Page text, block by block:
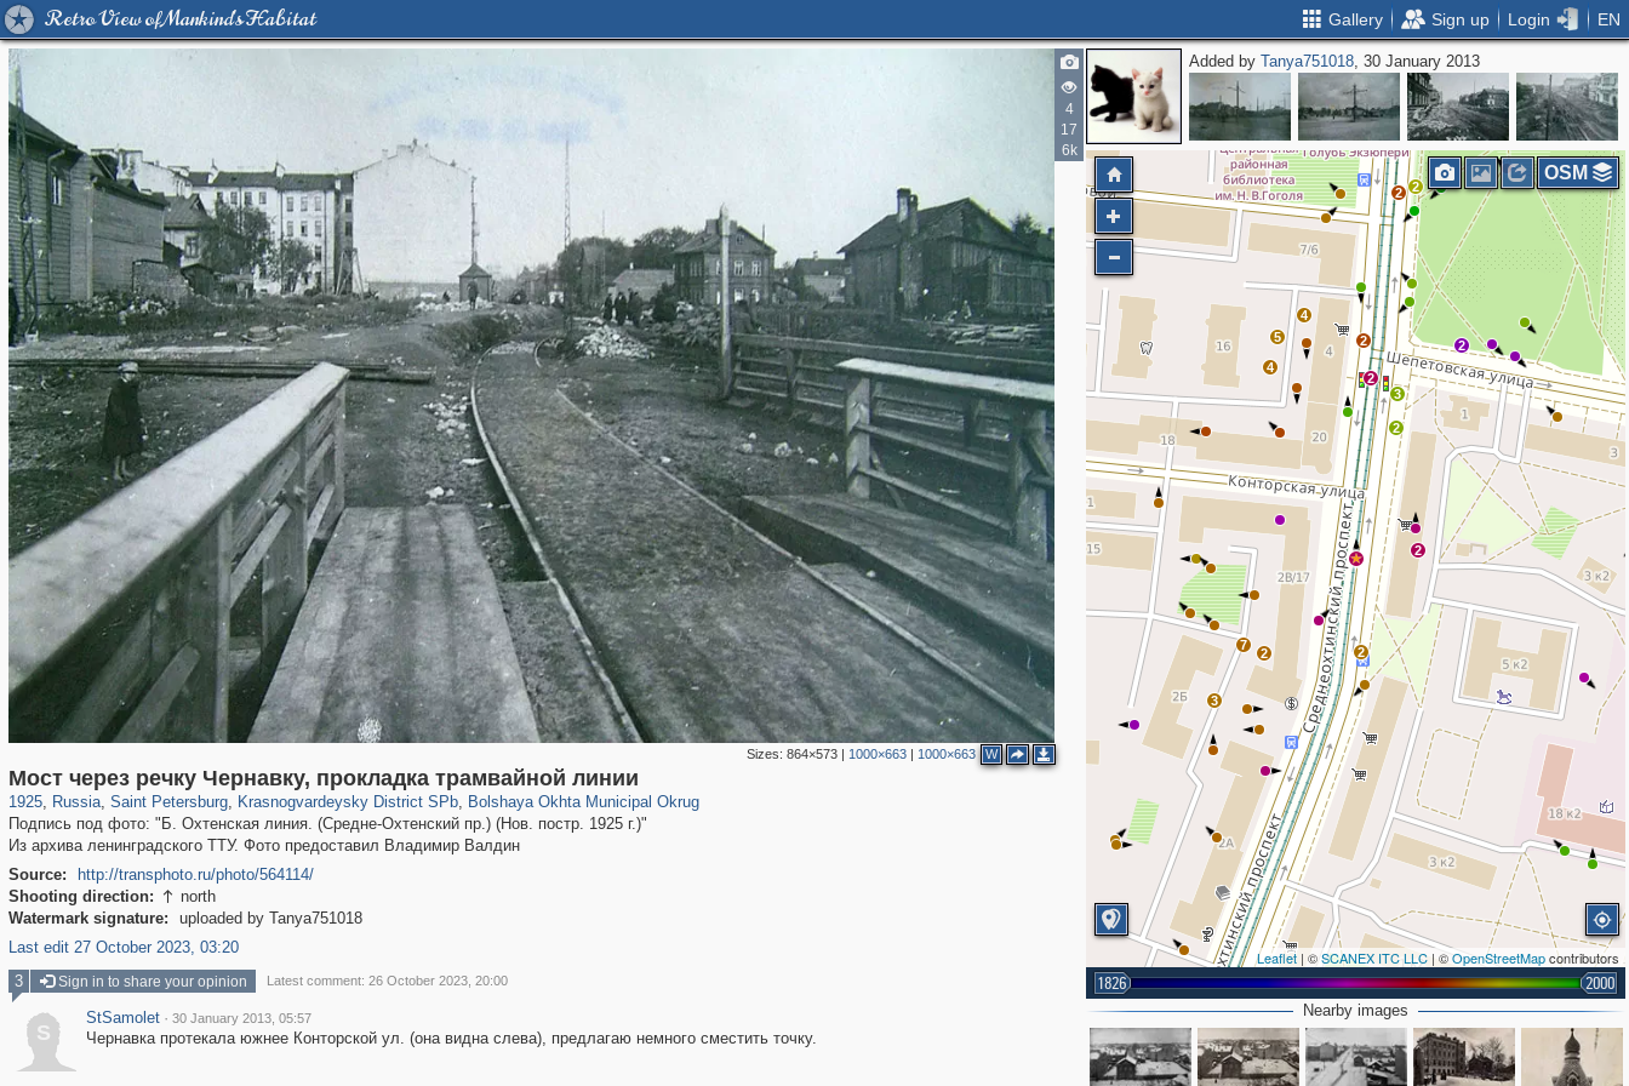
Retro View of Mankind's Habitat Gallery Sign up Login EN
4
17
6k
Sizes: 864×573| 1000×663| 1000×663 W
Мост через речку Чернавку, прокладка трамвайной линии
1925, Russia
1,407,373 29,248
, Saint Petersburg
197,269 5,714
, Krasnogvardeysky District SPb
3,821 51
, Bolshaya Okhta Municipal Okrug
995 22
Подпись под фото: "Б. Охтенская линия. (Средне-Охтенский пр.) (Нов. постр. 1925 г.)"
Из архива ленинградского ТТУ. Фото предоставил Владимир Валдин
Source:
http://transphoto.ru/photo/564114/
Shooting direction:  north
Watermark signature:
uploaded by Tanya751018
Last edit 27 October 2023, 03:20
Added byTanya751018, 30 January 2013
2
3
2
2
4
2
2
5
4
3
7
2 2
2
2
3
2
2
Leaflet | ©SCANEX ITC LLC | ©OpenStreetMapcontributors
1826 2000
OSM
Nearby images
3 Sign in to share your opinion Latest comment: 26 October 2023, 20:00
S
StSamolet · 30 January 2013, 05:57
Чернавка протекала южнее Конторской ул. (она видна слева), предлагаю немного сместить точку.